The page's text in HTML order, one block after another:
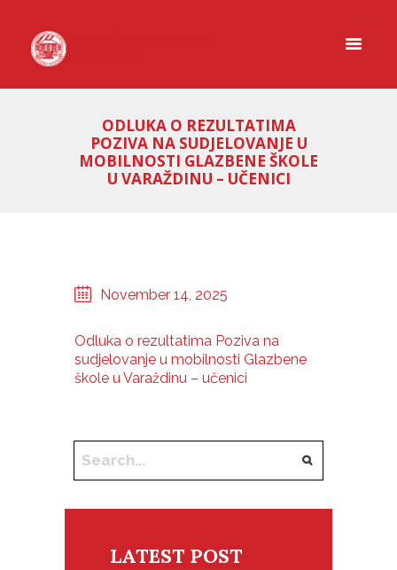
ODLUKA O REZULTATIMA
POZIVA NA SUDJELOVANJE U
MOBILNOSTI GLAZBENE ŠKOLE
U VARAŽDINU – UČENICI
November 14, 2025
Odluka o rezultatima Poziva na
sudjelovanje u mobilnosti Glazbene
škole u Varaždinu – učenici
LATEST POST